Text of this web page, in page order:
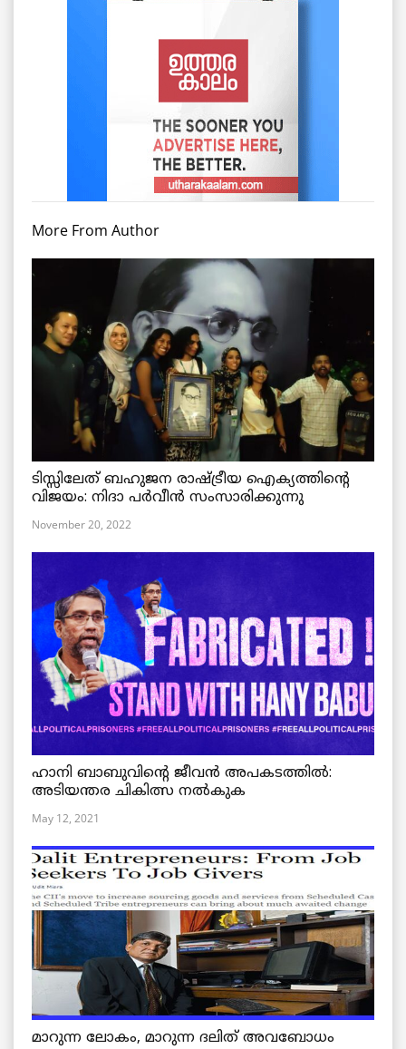
More From Author
ടിസ്സിലേത് ബഹുജന രാഷ്ട്രീയ ഐക്യത്തിന്റെ
വിജയം: നിദാ പർവീൻ സംസാരിക്കുന്നു
November 20, 2022
ഹാനി ബാബുവിന്റെ ജീവൻ അപകടത്തിൽ:
അടിയന്തര ചികിത്സ നൽകുക
May 12, 2021
മാറുന്ന ലോകം, മാറുന്ന ദലിത് അവബോധം